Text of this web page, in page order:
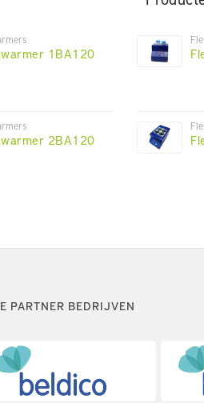
1BA120
2BA120
PARTNER BEDRIJVEN